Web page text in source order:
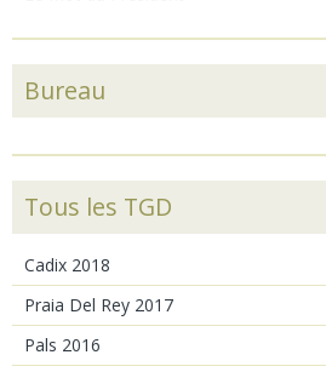
Bureau
Tous les TGD
Cadix 2018
Praia Del Rey 2017
Pals 2016